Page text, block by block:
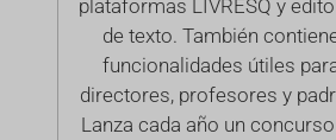
plataformas LIVRESQ y
de texto. También
funcionalidades útiles
directores, profesores y
Lanza cada año un